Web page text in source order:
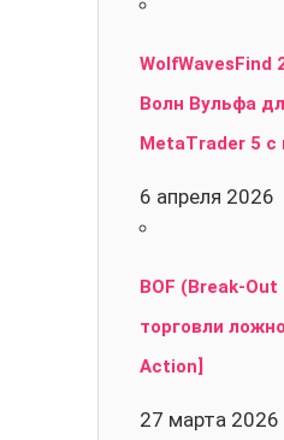
WolfWavesFind
Волн Вульфа
MetaTrader 5 с
6 апреля 2026
BOF (Break-
торговли
Action]
27 марта 2026